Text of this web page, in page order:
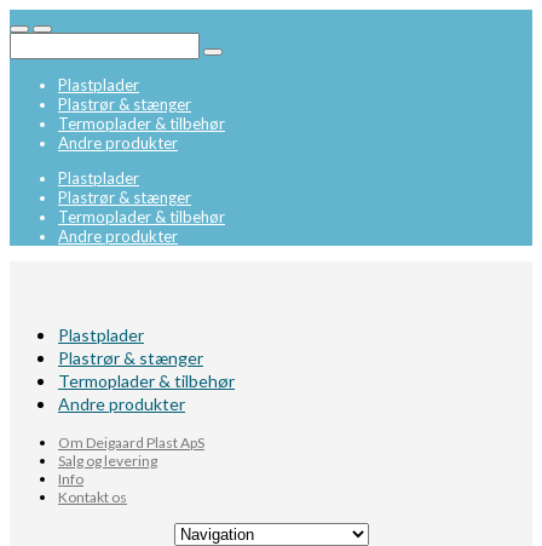
Plastplader
Plastrør & stænger
Termoplader & tilbehør
Andre produkter
Plastplader
Plastrør & stænger
Termoplader & tilbehør
Andre produkter
Plastplader
Plastrør & stænger
Termoplader & tilbehør
Andre produkter
Om Deigaard Plast ApS
Salg og levering
Info
Kontakt os